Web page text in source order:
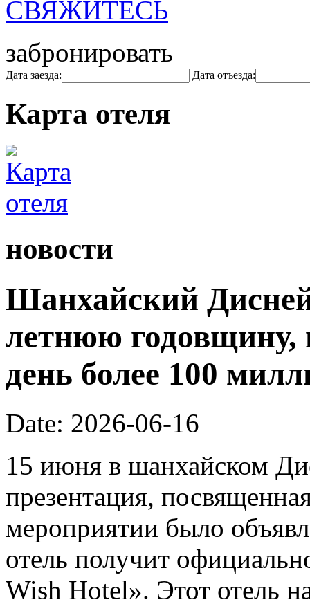
СВЯЖИТЕСЬ
забронировать
Дата заезда: Дата отъезда:
Карта отеля
новости
Шанхайский
летнюю годовщину,
день более 100
Date: 2026-06-16
15 июня в шанхайском
презентация,
мероприятии было
отель получит
Wish Hotel». Этот отель